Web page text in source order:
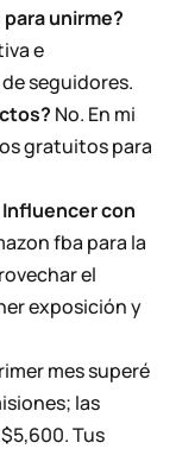
unirme?
e
seguidores.
No. En mi
gratuitos para
con
fba para la
el
exposición y
mes superé
las
Tus